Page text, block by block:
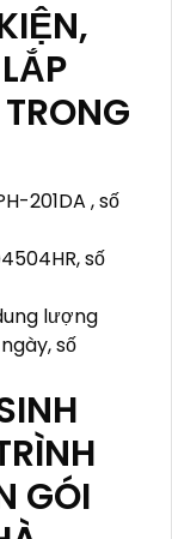
201DA , số
số
lượng
số
GÓI